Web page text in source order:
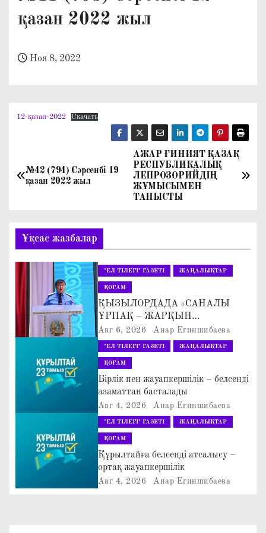
қазан 2022 жыл
Ноя 8, 2022
12-қазан-2022 Скачать
Н
и
г
а
ц
и
о
п
АЖАР ҒИНИЯТ ҚАЗАҚ
РЕСПУБЛИКАЛЫҚ
ЛЕПРОЗОРИЙДIҢ
ЖҰМЫСЫМЕН
ТАНЫСТЫ
№42 (794) Сәрсенбі 19
қазан 2022 жыл
Ұқсас жазбалар
"ЕЛ ТІЛЕГІ" ГАЗЕТІ ЖАҢАЛЫҚТАР
ҚОҒАМ
ҚЫЗЫЛОРДАДА «САНАЛЫ
ҰРПАҚ – ЖАРҚЫН
БОЛАШАҚ» АТТЫ
КЕҢЕЙТІЛГЕН МӘЖІЛІС ӨТТІ
Авг 6, 2026 Анар Егиншибаева
"ЕЛ ТІЛЕГІ" ГАЗЕТІ ЖАҢАЛЫҚТАР
ҚОҒАМ
Бірлік пен жауапкершілік – белсенді
азаматтан басталады
Авг 4, 2026 Анар Егиншибаева
"ЕЛ ТІЛЕГІ" ГАЗЕТІ ЖАҢАЛЫҚТАР
ҚОҒАМ
Құрылтайға белсенді атсалысу –
ортақ жауапкершілік
Авг 4, 2026 Анар Егиншибаева